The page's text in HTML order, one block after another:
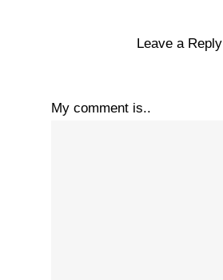
Leave a Reply
My comment is..